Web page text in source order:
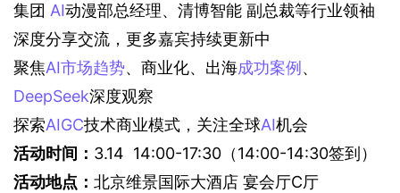
集团 AI动漫部总经理、清博智能 副总裁等行业领袖
深度分享交流，更多嘉宾持续更新中
聚焦AI市场趋势、商业化、出海成功案例 、
DeepSeek深度观察
探索AIGC技术商业模式，关注全球AI机会
活动时间： 3.14  14:00-17:30（14:00-14:30签到）
活动地点： 北京维景国际大酒店 宴会厅C厅